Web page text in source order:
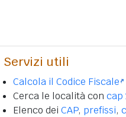
Servizi utili
Calcola il Codice Fiscale
Cerca le località con cap
Elenco dei CAP, prefissi,